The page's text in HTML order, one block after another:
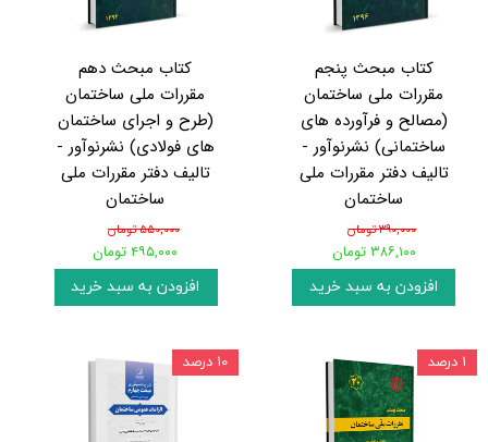
کتاب مبحث پنجم
مقررات ملی ساختمان
(مصالح و فرآورده های
ساختمانی) نشرنوآور -
تالیف دفتر مقررات ملی
ساختمان
۳۹۰,۰۰۰ تومان
۳۸۶,۱۰۰ تومان
افزودن به سبد خرید
کتاب مبحث دهم
مقررات ملی ساختمان
(طرح و اجرای ساختمان
های فولادی) نشرنوآور -
تالیف دفتر مقررات ملی
ساختمان
۵۵۰,۰۰۰ تومان
۴۹۵,۰۰۰ تومان
افزودن به سبد خرید
۱ درصد ۱۰ درصد